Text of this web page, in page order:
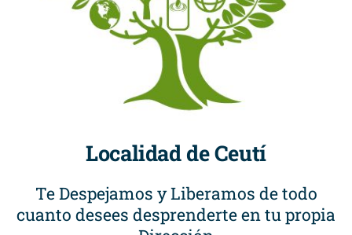
Localidad de Ceutí
Te Despejamos y Liberamos de todo
cuanto desees desprenderte en tu propia